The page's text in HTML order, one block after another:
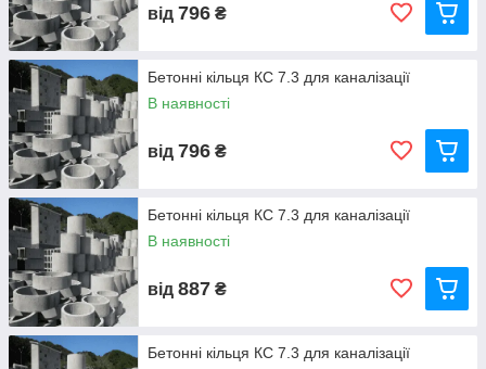
від 796 ₴
Бетонні кільця КС 7.3 для каналізації
В наявності
від 796 ₴
Бетонні кільця КС 7.3 для каналізації
В наявності
від 887 ₴
Бетонні кільця КС 7.3 для каналізації